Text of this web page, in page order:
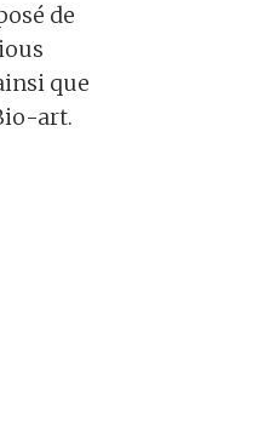
de
que
art.